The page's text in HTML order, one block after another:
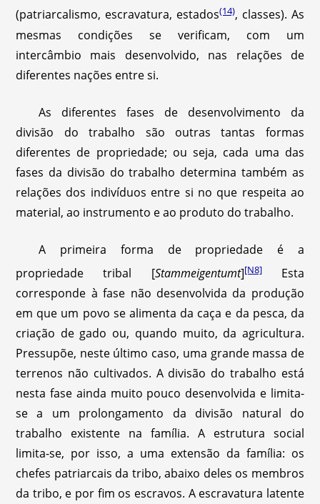
(patriarcalismo, escravatura, estados(14), classes). As
mesmas condições se verificam, com um
intercâmbio mais desenvolvido, nas relações de
diferentes nações entre si.
As diferentes fases de desenvolvimento da
divisão do trabalho são outras tantas formas
diferentes de propriedade; ou seja, cada uma das
fases da divisão do trabalho determina também as
relações dos indivíduos entre si no que respeita ao
material, ao instrumento e ao produto do trabalho.
A primeira forma de propriedade é a
propriedade tribal [Stammeigentumt][N8]Esta
corresponde à fase não desenvolvida da produção
em que um povo se alimenta da caça e da pesca, da
criação de gado ou, quando muito, da agricultura.
Pressupõe, neste último caso, uma grande massa de
terrenos não cultivados. A divisão do trabalho está
nesta fase ainda muito pouco desenvolvida e limita-
se a um prolongamento da divisão natural do
trabalho existente na família. A estrutura social
limita-se, por isso, a uma extensão da família: os
chefes patriarcais da tribo, abaixo deles os membros
da tribo, e por fim os escravos. A escravatura latente